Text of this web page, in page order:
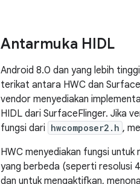
Antarmuka HIDL
Android 8.0 dan yang lebih
terikat antara HWC dan
vendor menyediakan
HIDL dari SurfaceFlinger. Jika
fungsi dari hwcomposer2.h ,
HWC menyediakan fungsi
yang berbeda (seperti resolusi
dan untuk mengaktifkan,